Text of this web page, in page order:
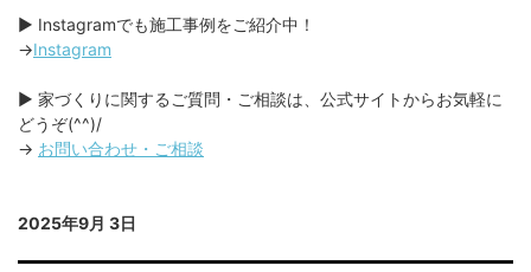
▶︎ Instagramでも施工事例をご紹介中！
→Instagram
▶︎ 家づくりに関するご質問・ご相談は、公式サイトからお気軽に
どうぞ(^^)/
→ お問い合わせ・ご相談
2025年9月 3日